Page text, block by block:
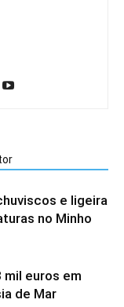
e ligeira
no Minho
euros em
de Mar